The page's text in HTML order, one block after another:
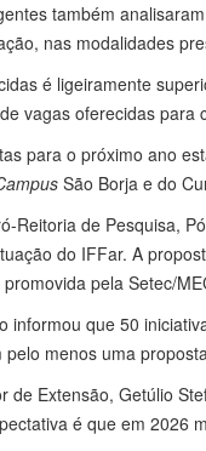
também
nas modalidades
é ligeiramente
vagas oferecidas
para o próximo ano
São Borja e do
Reitoria de Pesquisa,
do IFFar. A
pela Setec/
informou que 50
menos uma
de Extensão, Getúlio
é que em 2026